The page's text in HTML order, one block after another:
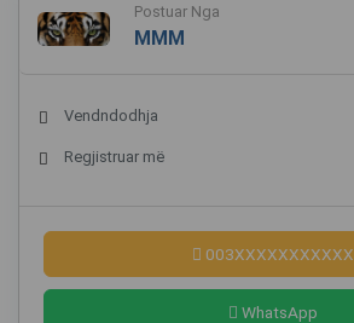
Postuar Nga
MMM
Vendndodhja
Regjistruar më
003XXXXXXXXXXX
WhatsApp